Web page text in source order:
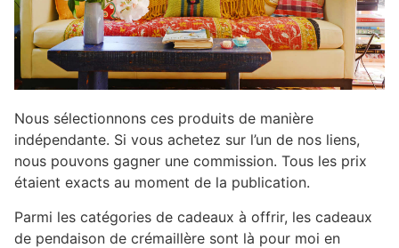
Nous sélectionnons ces produits de manière
indépendante. Si vous achetez sur l’un de nos liens,
nous pouvons gagner une commission. Tous les prix
étaient exacts au moment de la publication.
Parmi les catégories de cadeaux à offrir, les cadeaux
de pendaison de crémaillère sont là pour moi en